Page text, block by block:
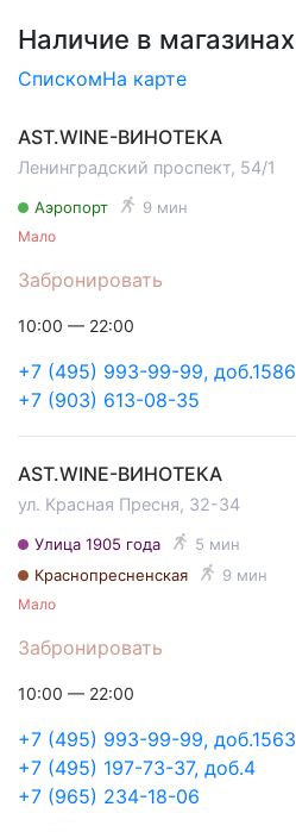
Наличие в магазинах
СпискомНа карте
AST.WINE-ВИНОТЕКА
Ленинградский проспект, 54/1
Аэропорт 9 мин
Забронировать
Мало
+7 (495) 993-99-99, доб.1586
+7 (903) 613-08-35
10:00 — 22:00
AST.WINE-ВИНОТЕКА
ул. Красная Пресня, 32-34
Улица 1905 года
5 мин
Краснопресненская
9 мин
Забронировать
Мало
+7 (495) 993-99-99, доб.1563
+7 (495) 197-73-37, доб.4
+7 (965) 234-18-06
10:00 — 22:00